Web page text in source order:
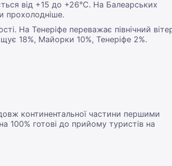
від +15 до +26°С. На Балеарських
прохолодніше.
На Тенеріфе переважає північний
18%, Майорки 10%, Тенеріфе 2%.
континентальної частини першими
100% готові до прийому туристів на